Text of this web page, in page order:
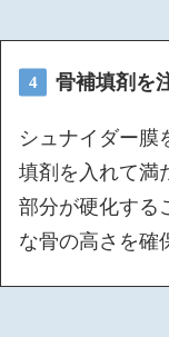
4 骨補填剤を
シュナイダー膜
填剤を入れて満
部分が硬化する
な骨の高さを確